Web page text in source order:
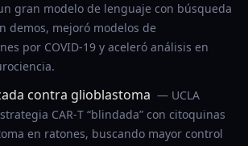
gran modelo de lenguaje con búsqueda
demos, mejoró modelos de
por COVID-19 y aceleró análisis en
contra glioblastoma — UCLA
CAR‑T “blindada” con citoquinas
en ratones, buscando mayor control